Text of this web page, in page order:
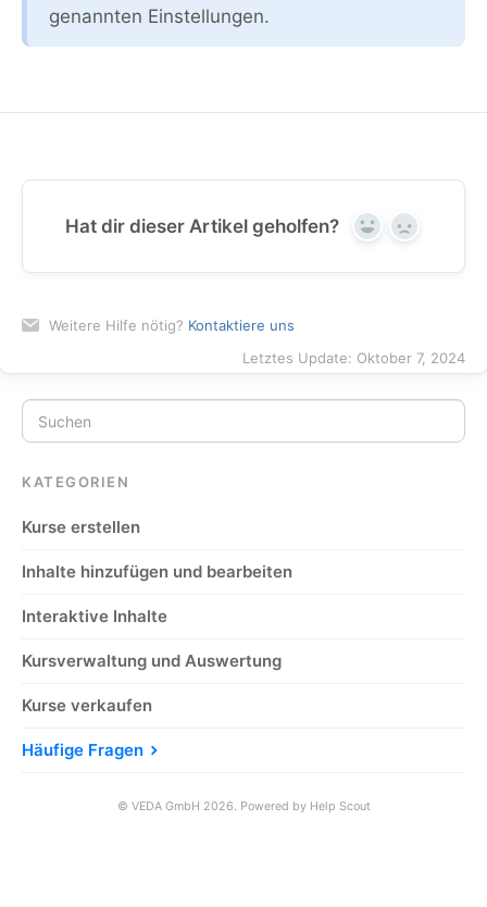
genannten Einstellungen.
Hat dir dieser Artikel geholfen? Yes No
Weitere Hilfe nötig? Kontaktiere uns
Letztes Update: Oktober 7, 2024
KATEGORIEN
Kurse erstellen
Inhalte hinzufügen und bearbeiten
Interaktive Inhalte
Kursverwaltung und Auswertung
Kurse verkaufen
Häufige Fragen
© VEDA GmbH 2026. Powered by Help Scout